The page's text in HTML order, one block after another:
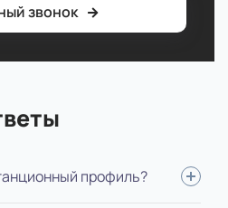
звонок
профиль?